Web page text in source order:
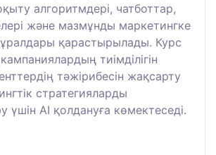
алгоритмдері, чатботтар,
және мазмұнды маркетингке
қарастырылады. Курс
тиімділігін
тәжірибесін жақсарту
стратегияларды
үшін AI қолдануға көмектеседі.